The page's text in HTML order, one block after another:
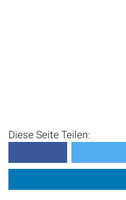
Diese Seite Teilen: